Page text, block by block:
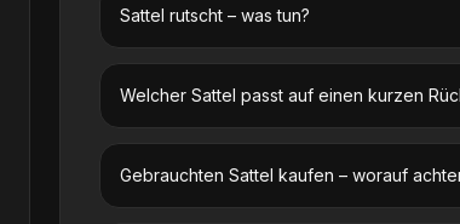
Sattel rutscht – was tun?
Welcher Sattel passt auf einen kurzen
Gebrauchten Sattel kaufen – worauf